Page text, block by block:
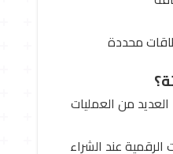
محددة
نعم - يتضمن PerfectGift العديد من العمليات
الرقمية عند الشراء